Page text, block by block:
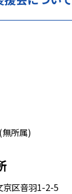
(無所属)
区音羽1-2-5